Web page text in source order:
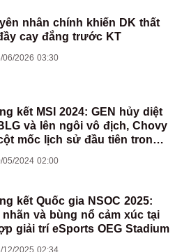
nhân chính khiến DK thất
cay đắng trước KT
06/2026 03:30
kết MSI 2024: GEN hủy diệt
và lên ngôi vô địch, Chovy
mốc lịch sử đầu tiên trong
05/2024 02:00
kết Quốc gia NSOC 2025:
nhãn và bùng nổ cảm xúc tại
giải trí eSports OEG Stadium
12/2025 02:34